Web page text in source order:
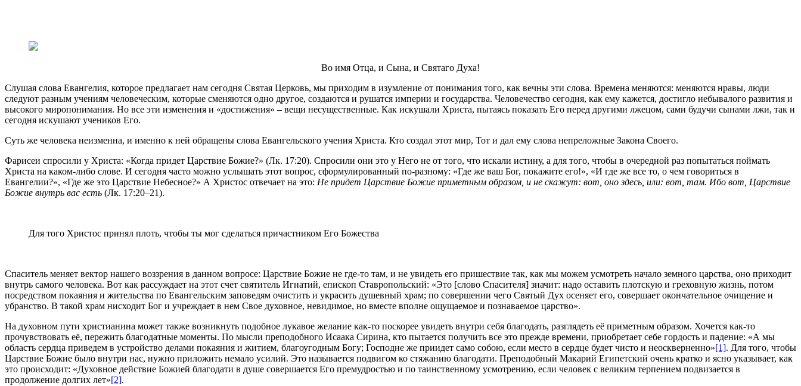
Во имя Отца, и Сына, и Святаго Духа!
Слушая слова Евангелия, которое предлагает нам сегодня Святая Церковь, мы приходим в изумление от понимания того, как вечны эти слова. Времена меняются: меняются нравы, люди
следуют разным учениям человеческим, которые сменяются одно другое, создаются и рушатся империи и государства. Человечество сегодня, как ему кажется, достигло небывалого развития и
высокого миропонимания. Но все эти изменения и «достижения» – вещи несущественные. Как искушали Христа, пытаясь показать Его перед другими лжецом, сами будучи сынами лжи, так и
сегодня искушают учеников Его.
Суть же человека неизменна, и именно к ней обращены слова Евангельского учения Христа. Кто создал этот мир, Тот и дал ему слова непреложные Закона Своего.
Фарисеи спросили у Христа: «Когда придет Царствие Божие?» (Лк. 17:20). Спросили они это у Него не от того, что искали истину, а для того, чтобы в очередной раз попытаться поймать
Христа на каком-либо слове. И сегодня часто можно услышать этот вопрос, сформулированный по-разному: «Где же ваш Бог, покажите его!», «И где же все то, о чем говориться в
Евангелии?», «Где же это Царствие Небесное?» А Христос отвечает на это: Не придет Царствие Божие приметным образом, и не скажут: вот, оно здесь, или: вот, там. Ибо вот, Царствие
Божие внутрь вас есть (Лк. 17:20–21).
Для того Христос принял плоть, чтобы ты мог сделаться причастником Его Божества
Спаситель меняет вектор нашего воззрения в данном вопросе: Царствие Божие не где-то там, и не увидеть его пришествие так, как мы можем усмотреть начало земного царства, оно приходит
внутрь самого человека. Вот как рассуждает на этот счет святитель Игнатий, епископ Ставропольский: «Это [слово Спасителя] значит: надо оставить плотскую и греховную жизнь, потом
посредством покаяния и жительства по Евангельским заповедям очистить и украсить душевный храм; по совершении чего Святый Дух осеняет его, совершает окончательное очищение и
убранство. В такой храм нисходит Бог и учреждает в нем Свое духовное, невидимое, но вместе вполне ощущаемое и познаваемое царство».
На духовном пути христианина может также возникнуть подобное лукавое желание как-то поскорее увидеть внутри себя благодать, разглядеть её приметным образом. Хочется как-то
прочувствовать её, пережить благодатные моменты. По мысли преподобного Исаака Сирина, кто пытается получить все это прежде времени, приобретает себе гордость и падение: «А мы
область сердца приведем в устройство делами покаяния и житием, благоугодным Богу; Господне же приидет само собою, если место в сердце будет чисто и неоскверненно»[1]. Для того, чтобы
Царствие Божие было внутри нас, нужно приложить немало усилий. Это называется подвигом ко стяжанию благодати. Преподобный Макарий Египетский очень кратко и ясно указывает, как
это происходит: «Духовное действие Божией благодати в душе совершается Его премудростью и по таинственному усмотрению, если человек с великим терпением подвизается в
продолжение долгих лет»[2].